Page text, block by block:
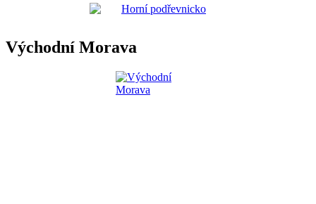
Východní Morava